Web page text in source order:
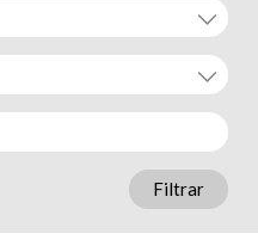
Filtrar